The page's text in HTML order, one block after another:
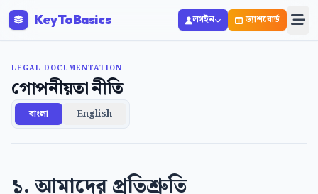
KeyToBasics লগইন ড্যাশবোর্ড
LEGAL DOCUMENTATION
গোপনীয়তা নীতি
বাংলা English
১. আমাদের প্রতিশ্রুতি